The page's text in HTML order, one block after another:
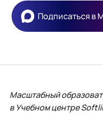
Подписаться в
Масштабный
в Учебном центре